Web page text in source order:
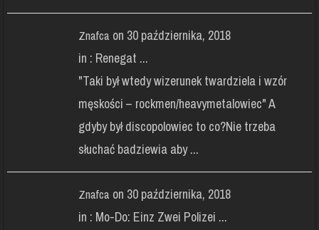
Znafca on 30 października, 2018
in : Renegat ...
"Taki był wtedy wizerunek twardziela i wzór
męskości – rockmen/heavymetalowiec" A
gdyby był discopolowiec to co?Nie trzeba
słuchać badziewia aby ...
Znafca on 30 października, 2018
in : Mo-Do: Einz Zwei Polizei ...